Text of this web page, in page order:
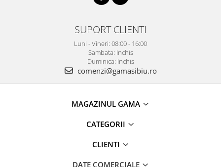
SUPORT CLIENTI
Luni - Vineri: 08:00 - 16:00
Sambata: Inchis
Duminica: Inchis
comenzi@gamasibiu.ro
MAGAZINUL GAMA
CATEGORII
CLIENTI
DATE COMERCIALE